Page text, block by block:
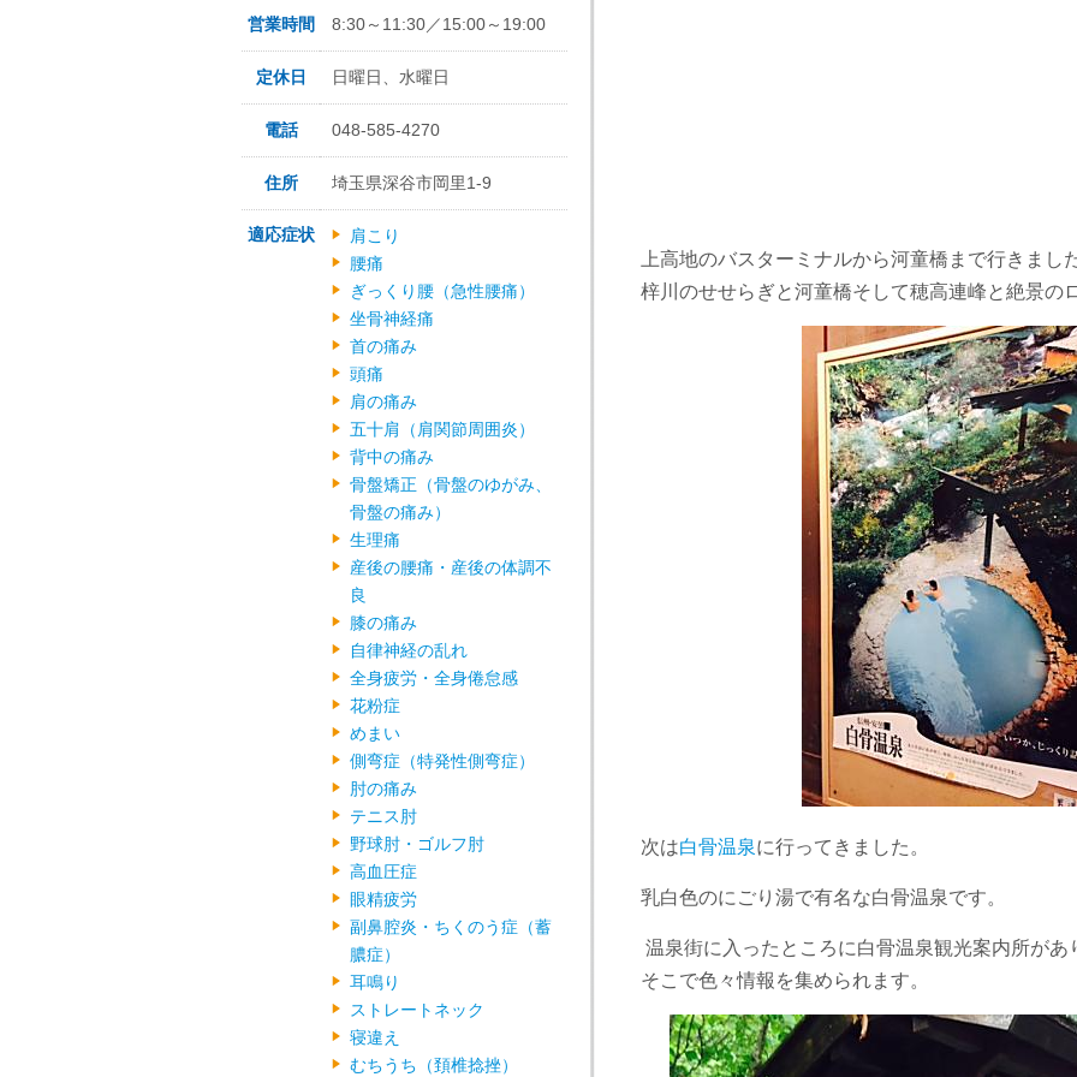
上高地のバスターミナルから河童橋まで行きまし
梓川のせせらぎと河童橋そして穂高連峰と絶景の
次は白骨温泉に行ってきました。
乳白色のにごり湯で有名な白骨温泉です。
温泉街に入ったところに白骨温泉観光案内所があ
そこで色々情報を集められます。
営業時間 8:30～11:30／15:00～19:00
定休日 日曜日、水曜日
電話 048-585-4270
住所 埼玉県深谷市岡里1-9
適応症状
肩こり
腰痛
ぎっくり腰（急性腰痛）
坐骨神経痛
首の痛み
頭痛
肩の痛み
五十肩（肩関節周囲炎）
背中の痛み
骨盤矯正（骨盤のゆがみ、
骨盤の痛み）
生理痛
産後の腰痛・産後の体調不
良
膝の痛み
自律神経の乱れ
全身疲労・全身倦怠感
花粉症
めまい
側弯症（特発性側弯症）
肘の痛み
テニス肘
野球肘・ゴルフ肘
高血圧症
眼精疲労
副鼻腔炎・ちくのう症（蓄
膿症）
耳鳴り
ストレートネック
寝違え
むちうち（頚椎捻挫）